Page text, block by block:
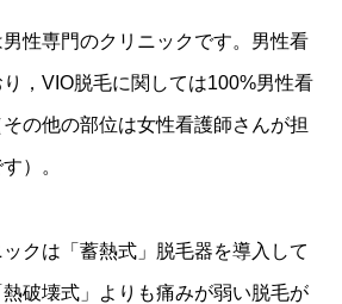
性専門のクリニックです。男性看
，VIO脱毛に関しては100%男性看
の他の部位は女性看護師さんが担
）。
クは「蓄熱式」脱毛器を導入して
破壊式」よりも痛みが弱い脱毛が